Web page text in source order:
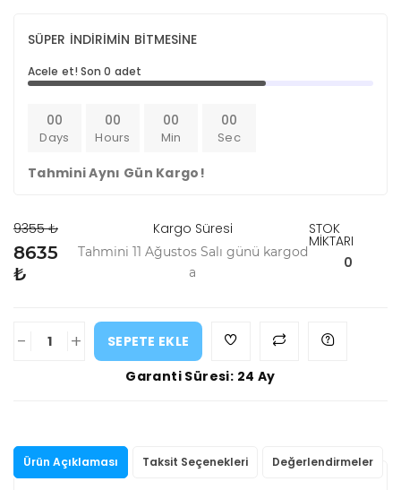
SÜPER İNDİRİMİN BİTMESİNE
Acele et! Son 0 adet
00
Days
00
Hours
00
Min
00
Sec
Tahmini Aynı Gün Kargo!
9355 ₺
8635
₺
Kargo Süresi
Tahmini 11 Ağustos Salı günü kargod
a
STOK
MİKTARI
0
- +
SEPETE EKLE
Garanti Süresi: 24 Ay
Ürün Açıklaması Taksit Seçenekleri Değerlendirmeler